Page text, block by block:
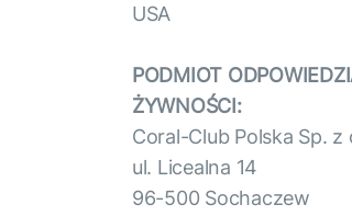
USA
PODMIOT
ŻYWNOŚCI:
Coral-Club Polska Sp. z
ul. Licealna 14
96-500 Sochaczew